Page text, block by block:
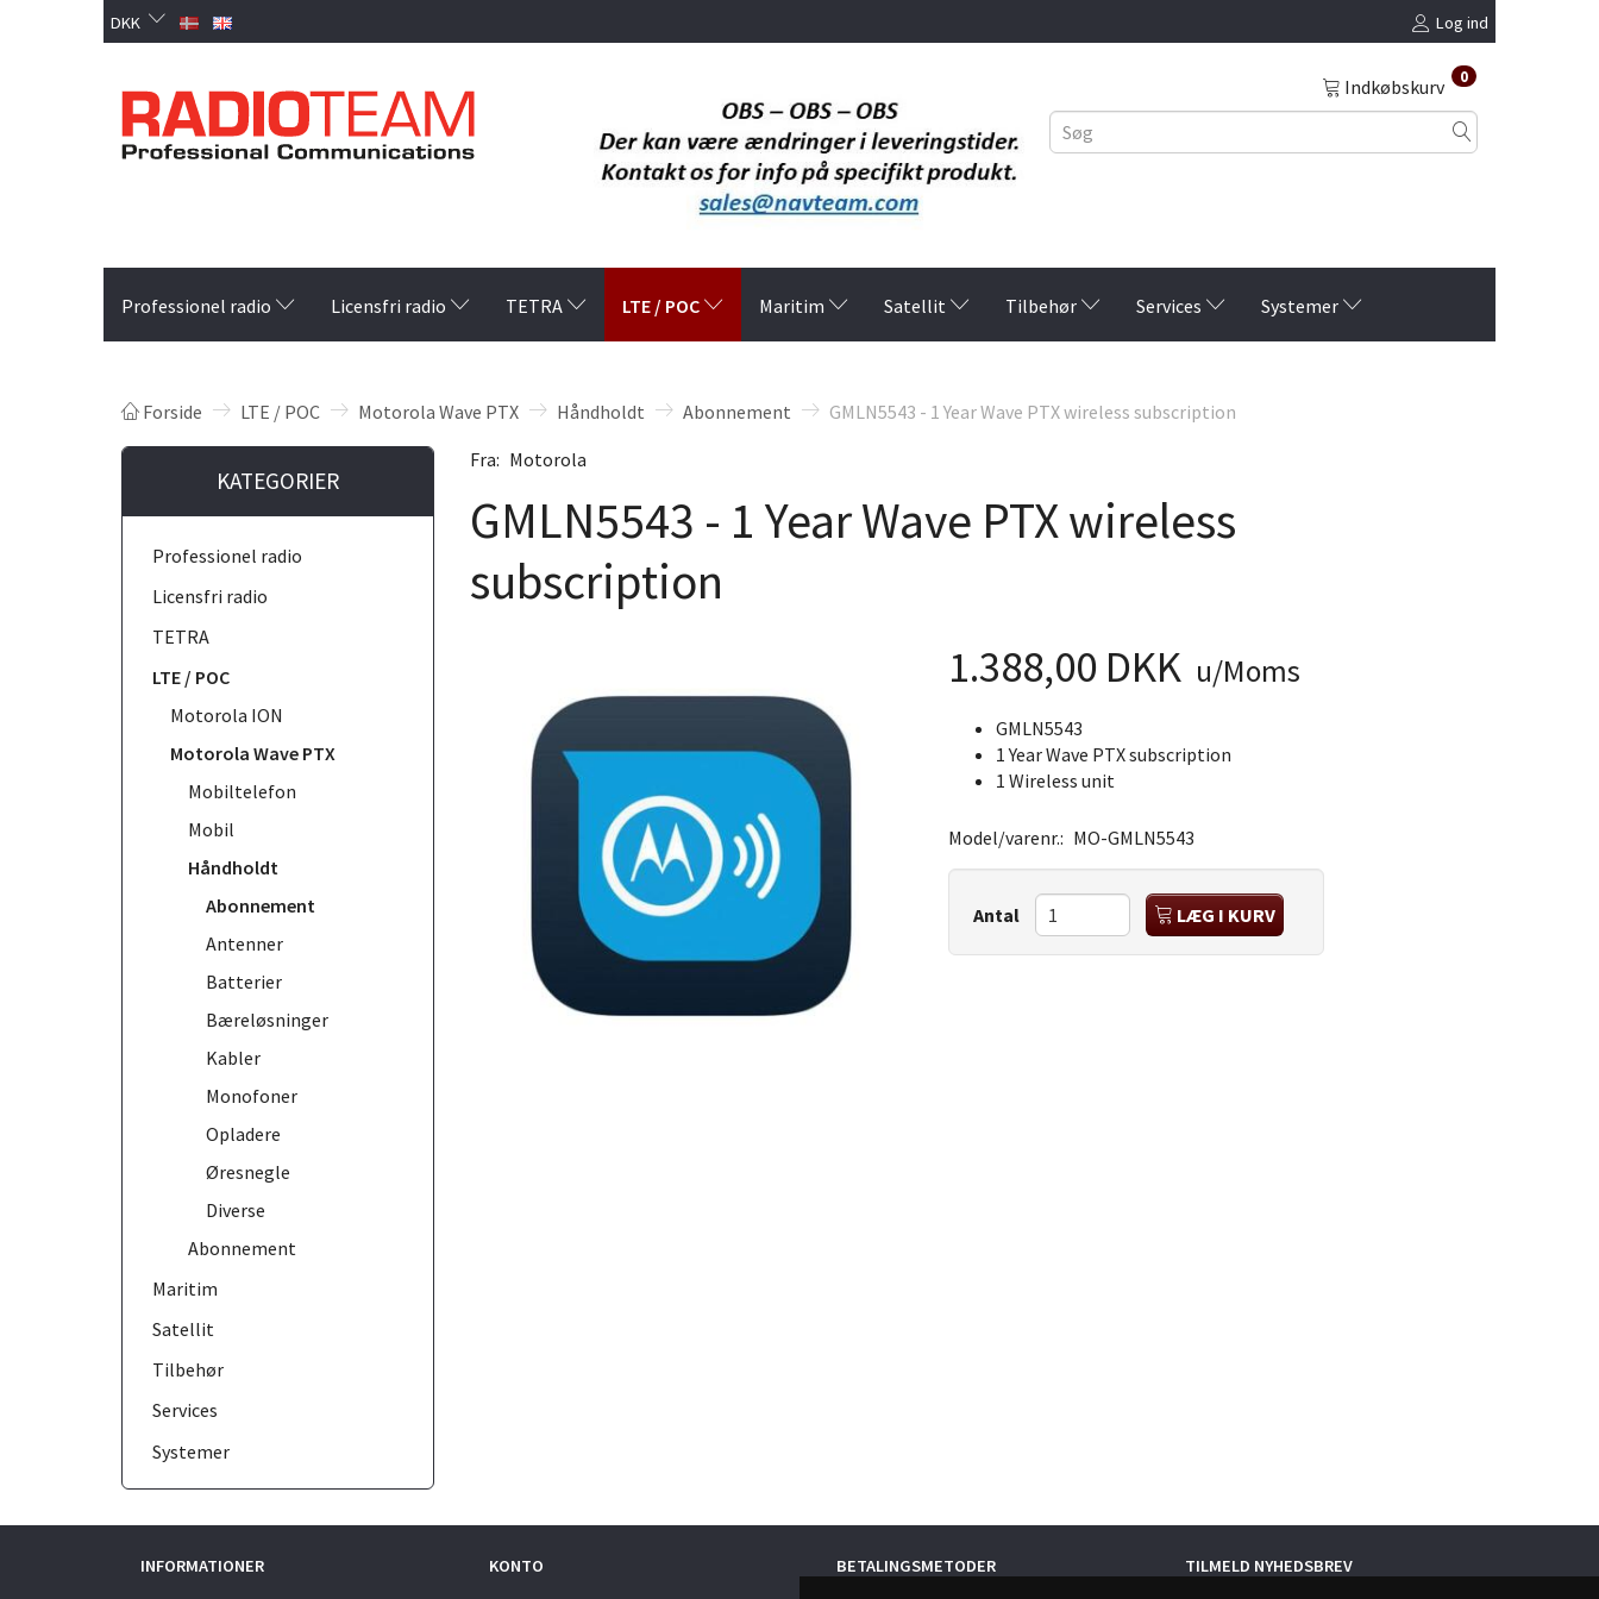
DKK Log ind
Indkøbskurv 0
Professionel radio Licensfri radio TETRA LTE / POC Maritim Satellit Tilbehør Services Systemer
Forside LTE / POC Motorola Wave PTX Håndholdt Abonnement GMLN5543 - 1 Year Wave PTX wireless subscription
KATEGORIER
Professionel radio
Licensfri radio
TETRA
LTE / POC
Motorola ION
Motorola Wave PTX
Mobiltelefon
Mobil
Håndholdt
Abonnement
Antenner
Batterier
Bæreløsninger
Kabler
Monofoner
Opladere
Øresnegle
Diverse
Abonnement
Maritim
Satellit
Tilbehør
Services
Systemer
Fra: Motorola
GMLN5543 - 1 Year Wave PTX wireless
subscription
1.388,00 DKK u/Moms
GMLN5543
1 Year Wave PTX subscription
1 Wireless unit
Model/varenr.: MO-GMLN5543
Antal LÆG I KURV
INFORMATIONER KONTO BETALINGSMETODER
TILMELD NYHEDSBREV